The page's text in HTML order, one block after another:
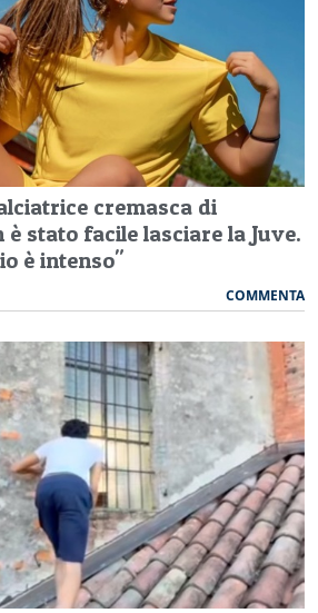
cremasca di
stato facile lasciare la Juve.
è intenso"
COMMENTA